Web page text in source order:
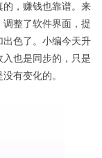
的，赚钱也靠谱。来
整了软件界面，提
色了。小编今天升
也是同步的，只是
有变化的。